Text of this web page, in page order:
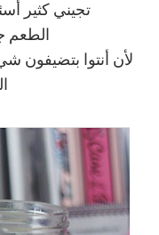
تجيني كثير
الطعم
لأن أنتوا بتضيفون